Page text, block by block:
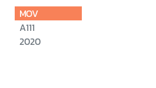
MOV
A111
2020